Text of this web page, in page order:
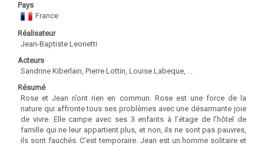
Pays
France
Réalisateur
Jean-Baptiste Leonetti
Acteurs
Sandrine Kiberlain, Pierre Lottin, Louise Labeque, ...
Résumé
Rose et Jean n’ont rien en commun. Rose est une force de la
nature qui affronte tous ses problèmes avec une désarmante joie
de vivre. Elle campe avec ses 3 enfants à l’étage de l’hôtel de
famille qui ne leur appartient plus, et non, ils ne sont pas pauvres,
ils sont fauchés. C’est temporaire. Jean est un homme solitaire et